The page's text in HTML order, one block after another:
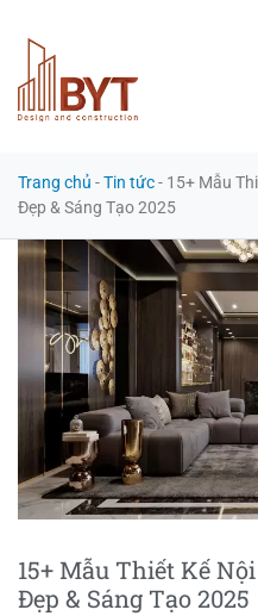
Trang chủ -Tin tức- 15+ Mẫu
Đẹp & Sáng Tạo 2025
15+ Mẫu Thiết Kế
Đẹp & Sáng Tạo 2025